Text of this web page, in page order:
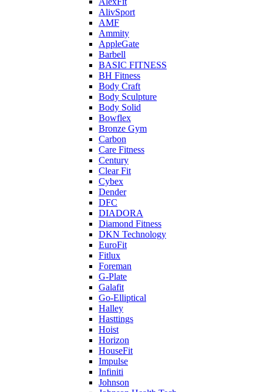
AlivSport
AMF
Ammity
AppleGate
Barbell
BASIC FITNESS
BH Fitness
Body Craft
Body Sculpture
Body Solid
Bowflex
Bronze Gym
Carbon
Care Fitness
Century
Clear Fit
Cybex
Dender
DFC
DIADORA
Diamond Fitness
DKN Technology
EuroFit
Fitlux
Foreman
G-Plate
Galafit
Go-Elliptical
Halley
Hasttings
Hoist
Horizon
HouseFit
Impulse
Infiniti
Johnson